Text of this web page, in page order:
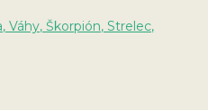
Váhy, Škorpión, Strelec,